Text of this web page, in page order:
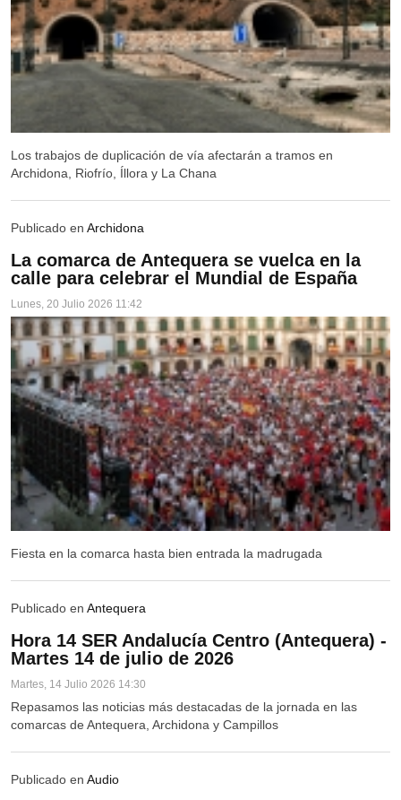
PALENCIANA
BENAMEJÍ
PUENTE GENIL
PUENTE GENIL
MONTEMAYOR
MORILES
MONTILLA
ESPEJO
LA RAMBLA
LA CARLOTA
MONTURQUE
FERNÁN NÚÑEZ
MONTALBÁN
SANTAELLA
ALMEDINILLA
CARCABUEY
MÁLAGA
ANTEQUERA
HUMILLADERO
Los trabajos de duplicación de vía afectarán a tramos en
Archidona, Riofrío, Íllora y La Chana
Publicado en Archidona
La comarca de Antequera se vuelca en la
calle para celebrar el Mundial de España
Lunes, 20 Julio 2026 11:42
Fiesta en la comarca hasta bien entrada la madrugada
Publicado en Antequera
Hora 14 SER Andalucía Centro (Antequera) -
Martes 14 de julio de 2026
Martes, 14 Julio 2026 14:30
Repasamos las noticias más destacadas de la jornada en las
comarcas de Antequera, Archidona y Campillos
Publicado en Audio